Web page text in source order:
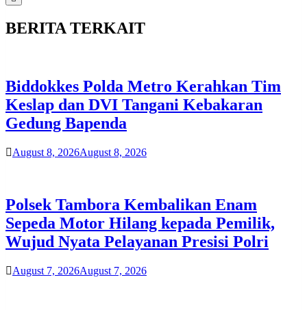
BERITA TERKAIT
Biddokkes Polda Metro Kerahkan Tim
Keslap dan DVI Tangani Kebakaran
Gedung Bapenda
August 8, 2026August 8, 2026
Polsek Tambora Kembalikan Enam
Sepeda Motor Hilang kepada Pemilik,
Wujud Nyata Pelayanan Presisi Polri
August 7, 2026August 7, 2026